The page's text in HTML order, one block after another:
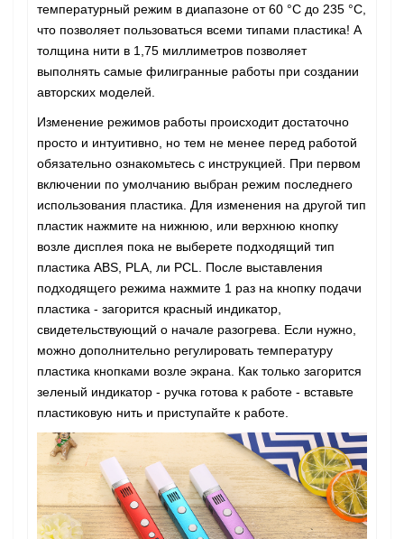
температурный режим в диапазоне от 60 °C до 235 °C,
что позволяет пользоваться всеми типами пластика! А
толщина нити в 1,75 миллиметров позволяет
выполнять самые филигранные работы при создании
авторских моделей.
Изменение режимов работы происходит достаточно
просто и интуитивно, но тем не менее перед работой
обязательно ознакомьтесь с инструкцией. При первом
включении по умолчанию выбран режим последнего
использования пластика. Для изменения на другой тип
пластик нажмите на нижнюю, или верхнюю кнопку
возле дисплея пока не выберете подходящий тип
пластика ABS, PLA, ли PCL. После выставления
подходящего режима нажмите 1 раз на кнопку подачи
пластика - загорится красный индикатор,
свидетельствующий о начале разогрева. Если нужно,
можно дополнительно регулировать температуру
пластика кнопками возле экрана. Как только загорится
зеленый индикатор - ручка готова к работе - вставьте
пластиковую нить и приступайте к работе.